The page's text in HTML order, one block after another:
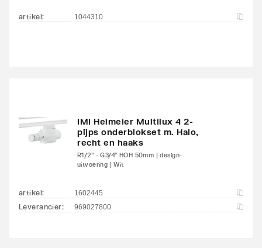
Met bovenbekleding Ja
Aantal standaard
aansluitingen
artikel: 1044310
IMI Heimeier Multilux 4 2-
pijps onderblokset m. Halo,
recht en haaks
R1/2" - G3/4" HOH 50mm | design-
uitvoering | Wit
artikel: 1602445
Leverancier: 969027800